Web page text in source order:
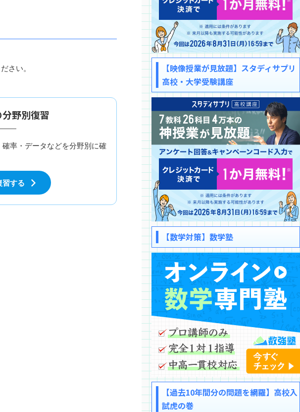
さい。
野別復習
率・データなどを分野別に確
習する
【映像授業が見放題】スタディサプリ
高校・大学受験講座
【数学対策】数学塾
【過去10年間分の問題を網羅】高校入
試虎の巻